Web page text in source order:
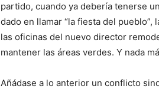
partido, cuando ya debería tenerse
dado en llamar “la fiesta del
las oficinas del nuevo director
mantener las áreas verdes. Y nada
Añádase a lo anterior un conflicto